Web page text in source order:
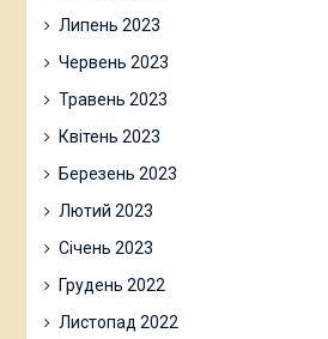
Липень 2023
Червень 2023
Травень 2023
Квітень 2023
Березень 2023
Лютий 2023
Січень 2023
Грудень 2022
Листопад 2022